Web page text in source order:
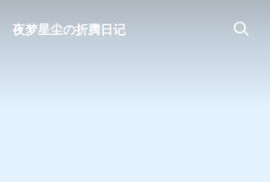
夜梦星尘の折腾日记